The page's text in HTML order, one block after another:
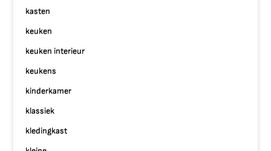
kasten
keuken
keuken interieur
keukens
kinderkamer
klassiek
kledingkast